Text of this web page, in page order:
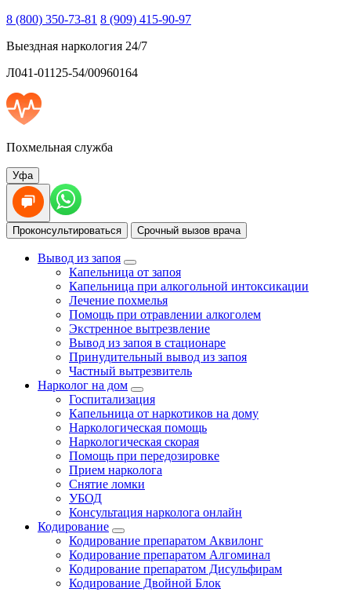
8 (800) 350-73-81 8 (909) 415-90-97
Выездная наркология 24/7
Л041-01125-54/00960164
Похмельная служба
Уфа
Проконсультироваться Срочный вызов врача
Вывод из запоя
Капельница от запоя
Капельница при алкогольной интоксикации
Лечение похмелья
Помощь при отравлении алкоголем
Экстренное вытрезвление
Вывод из запоя в стационаре
Принудительный вывод из запоя
Частный вытрезвитель
Нарколог на дом
Госпитализация
Капельница от наркотиков на дому
Наркологическая помощь
Наркологическая скорая
Помощь при передозировке
Прием нарколога
Снятие ломки
УБОД
Консультация нарколога онлайн
Кодирование
Кодирование препаратом Аквилонг
Кодирование препаратом Алгоминал
Кодирование препаратом Дисульфирам
Кодирование Двойной Блок